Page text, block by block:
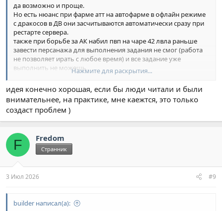
да возможно и проще.
Но есть нюанс при фарме атт на автофарме в офлайн режиме
с дракосов в ДВ они засчитываются автоматически сразу при
рестарте сервера.
также при борьбе за АК набил пвп на чаре 42 лвла раньше
завести персанажа для выполнения задания не смог (работа
не позволяет ирать с любое время) и все задание уже
выполнить не можешь.
- это как примеры... можно конечно поменять мобов на тех с
которых вообще ничего не падает или ввести спец квест
мобов с которых и нужно бить задание.
а темы я забыл нажать кнопку эта забывчивость будет видна
сразу по заданию нужно убить не 1500 мобов а 5 и за это
выдают награду будет видно что награду не дали задание не
А темы о том что не дали награду и сейчас есть и создаются.
Каждый раз проверять защиту задания или нет тоже такое....
В любом случае я внес предложение а как быть вам решать..
Нажмите для раскрытия...
идея конечно хорошая, если бы люди читали и были
внимательнее, на практике, мне каежтся, это только
создаст проблем )
F Fredom
Странник
3 Июл 2026 #9
builder написал(а):